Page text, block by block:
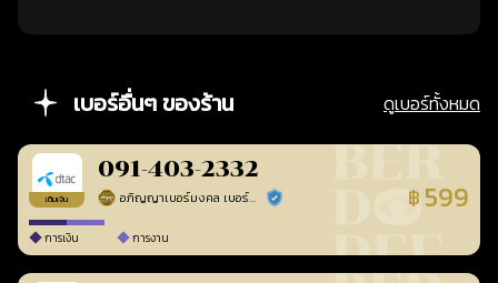
เบอร์อื่นๆ ของร้าน ดูเบอร์ทั้งหมด
เติมเงิน
091-403-2332
อภิญญาเบอร์มงคล เบอร์สวยเลขศาสตร์ ร้านยืนยันแล้ว ฿ 599
การเงิน การงาน